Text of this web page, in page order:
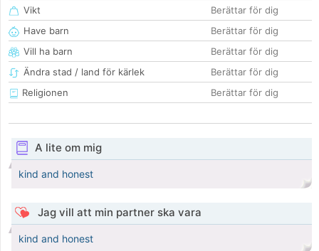
Vikt
Berättar för dig
Have barn
Berättar för dig
Vill ha barn
Berättar för dig
Ändra stad / land för kärlek
Berättar för dig
Religionen
Berättar för dig
A lite om mig
kind and honest
Jag vill att min partner ska vara
kind and honest